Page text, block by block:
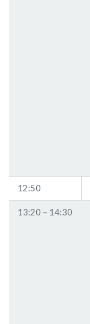
12:50
13:20 – 14:30